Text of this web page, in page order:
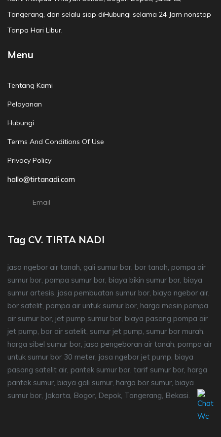
Tangerang, dan selalu siap diHubungi selama 24 Jam nonstop
Tanpa Hari Libur.
Menu
Tentang Kami
Pelayanan
Hubungi
Terms And Conditions Of Use
Privacy Policy
hallo@tirtanadi.com
Email
Tag CV. TIRTA NADI
jasa ngebor air tanah, gali sumur bor, bor tanah, pompa air
sumur bor, pompa sumur bor, biaya bikin sumur bor, biaya
sumur artesis, jasa pembuatan sumur bor, biaya ngebor air,
bor satelit, pompa air untuk sumur bor, harga mesin pompa
air sumur bor, jet pump sumur bor, biaya pasang pompa air
jet pump, bor air satelit, sumur jet pump, sumur bor murah,
harga sibel sumur bor, jasa pengeboran air tanah, pompa air
untuk sumur bor 30 meter, jasa ngebor jet pump, biaya
pasang satelit air, pantek sumur bor, tarif sumur bor, harga
pantek sumur, biaya gali sumur, harga bor sumur, biaya
sumur bor, Jakarta, Bogor, Depok, Tangerang, Bekasi.